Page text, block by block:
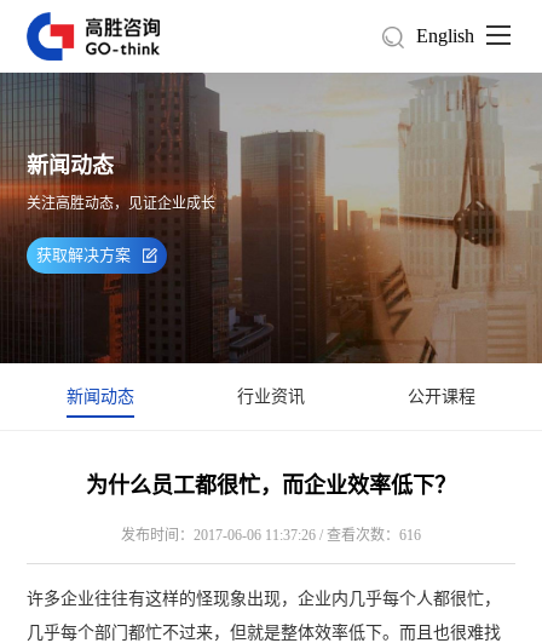
English
新闻动态
关注高胜动态，见证企业成长
获取解决方案
新闻动态 行业资讯 公开课程
为什么员工都很忙，而企业效率低下？
发布时间：2017-06-06 11:37:26 / 查看次数：616
许多企业往往有这样的怪现象出现，企业内几乎每个人都很忙，
几乎每个部门都忙不过来，但就是整体效率低下。而且也很难找